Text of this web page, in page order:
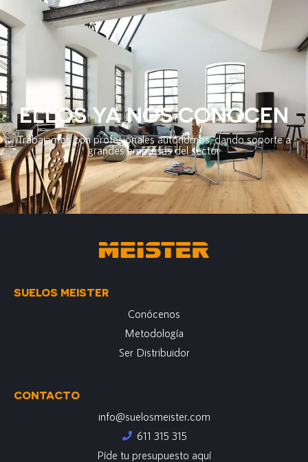
ELLOS YA NOS CONOCEN
Trabajamos con profesionales autónomos, dando soporte a
grandes empresas del sector
SUELOS MEISTER
Conócenos
Metodología
Ser Distribuidor
CONTACTO
info@suelosmeister.com
611 315 315
Píde tu presupuesto aquí